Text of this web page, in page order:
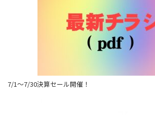
7/1～7/30決算セール開催！